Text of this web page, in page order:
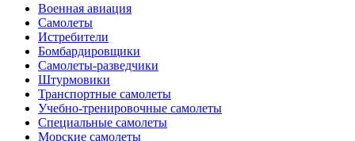
Военная авиация
Самолеты
Истребители
Бомбардировщики
Самолеты-разведчики
Штурмовики
Транспортные самолеты
Учебно-тренировочные самолеты
Специальные самолеты
Морские самолеты